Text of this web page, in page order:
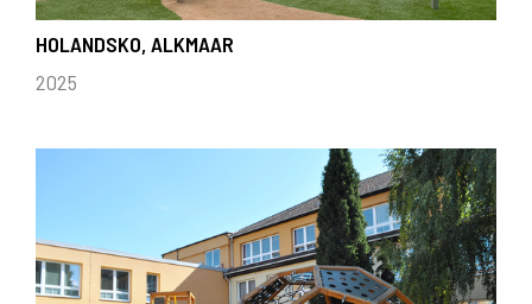
HOLANDSKO, ALKMAAR
2025